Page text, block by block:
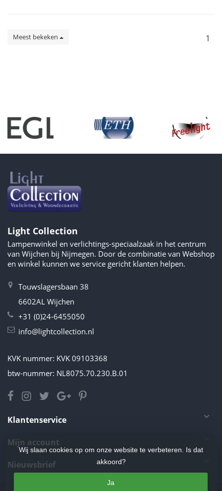
Meest bekeken 1
Light Collection
Lampenwinkel en verlichtings-speciaalzaak in het centrum
van Wijchen bij Nijmegen. Door de combinatie van Webshop
en winkel kunnen we service gericht klanten helpen.
Touwslagersbaan 38
6602AL Wijchen
+31 (0)24-6455050
info@lightcollection.nl
KVK nummer: KVK 09103368
btw-nummer: NL8075.70.230.B.01
Klantenservice
Mijn account
Nieuwsbrief
Wij slaan cookies op om onze website te verbeteren. Is dat
akkoord?
Ja